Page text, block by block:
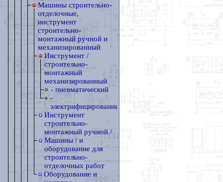
Машины строительно-
отделочные,
инструмент
строительно-
монтажный ручной и
механизированный
Инструмент /
строительно-
монтажный
механизированный
- пневматический
-
электрифицированный
Инструмент
строительно-
монтажный ручной /
Машины / и
оборудование для
строительно-
отделочных работ
Оборудование и